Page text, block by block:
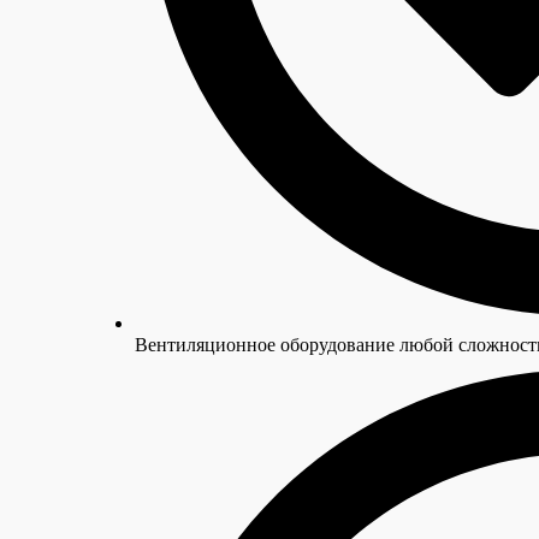
Вентиляционное оборудование любой